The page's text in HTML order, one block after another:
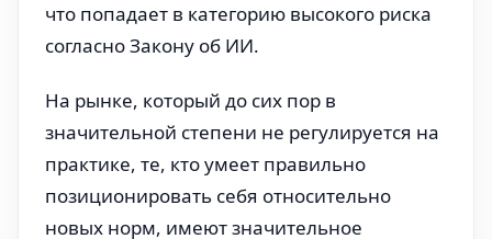
что попадает в категорию высокого риска
согласно Закону об ИИ.
На рынке, который до сих пор в
значительной степени не регулируется на
практике, те, кто умеет правильно
позиционировать себя относительно
новых норм, имеют значительное